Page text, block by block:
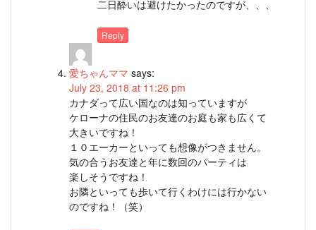
二日酔いは避けたかったのですが、、、
Reply
愛ちゃんママ says:
July 23, 2018 at 11:26 pm
カナダって広い国なのは知っていますが
ケローナの住民のお友達のお庭も家も広くて
大きいですね！
１０エーカーといっても想像がつきません。
気の合うお友達と年に数回のパーティは
楽しそうですね！
お隣といっても歩いて行くわけには行かない
のですね！（笑）